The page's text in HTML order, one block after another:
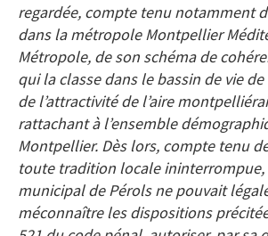
regardée, compte tenu notamment
dans la métropole Montpellier
Métropole, de son schéma de
qui la classe dans le bassin de vie
de l’attractivité de l’aire
rattachant à l’ensemble
Montpellier. Dès lors, compte tenu
toute tradition locale ininterrompue,
municipal de Pérols ne pouvait
méconnaître les dispositions